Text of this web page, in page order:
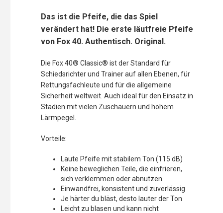
Das ist die Pfeife, die das Spiel
verändert hat! Die erste läutfreie Pfeife
von Fox 40. Authentisch. Original.
Die Fox 40® Classic® ist der Standard für
Schiedsrichter und Trainer auf allen Ebenen, für
Rettungsfachleute und für die allgemeine
Sicherheit weltweit. Auch ideal für den Einsatz in
Stadien mit vielen Zuschauern und hohem
Lärmpegel.
Vorteile:
Laute Pfeife mit stabilem Ton (115 dB)
Keine beweglichen Teile, die einfrieren,
sich verklemmen oder abnutzen
Einwandfrei, konsistent und zuverlässig
Je härter du bläst, desto lauter der Ton
Leicht zu blasen und kann nicht